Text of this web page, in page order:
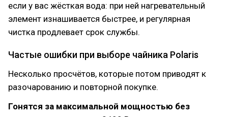
если у вас жёсткая вода: при ней нагревательный
элемент изнашивается быстрее, и регулярная
чистка продлевает срок службы.
Частые ошибки при выборе чайника Polaris
Несколько просчётов, которые потом приводят к
разочарованию и повторной покупке.
Гонятся за максимальной мощностью без